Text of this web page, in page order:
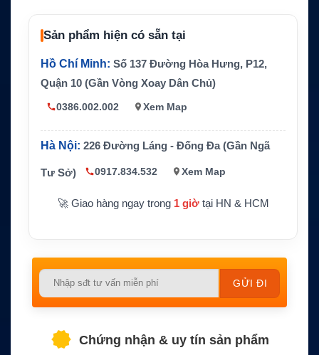
Hệ thống m
ạng
Inmarsat Fleet Xpress / FX-60
Thiết bị tươ
ng thích
Hệ thống FX-60 với anten 60 cm và thiết b
ị mạng hàng hải phù hợp
Dữ liệu Không giới hạn theo điều kiện gói dịch vụ
Thời hạn c
ụ thể
Ứng dụng
chính
Email, báo cáo vận hành, giám sát dữ liệu,
Sản phẩm hiện có sẵn tại
Hồ Chí Minh: Số 137 Đường Hòa Hưng, P12,
Quận 10 (Gần Vòng Xoay Dân Chủ)
0386.002.002 Xem Map
Hà Nội: 226 Đường Láng - Đống Đa (Gần Ngã
Tư Sở) 0917.834.532 Xem Map
🚀 Giao hàng ngay trong 1 giờtại HN & HCM
Please
empty.
Chứng nhận & uy tín sản phẩm